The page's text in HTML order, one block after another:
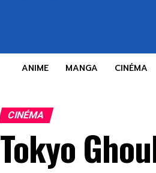
ANIME MANGA CINÉMA
CINÉMA
Tokyo